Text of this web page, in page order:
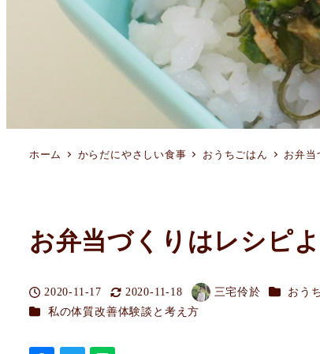
ホーム からだにやさしい食事 おうちごはん お弁当
お弁当づくりはレシピ
投稿日
2020-11-17
更新日
2020-11-18
著
者
三宅伶於 カテゴリ
おう
カテゴリー
私の体質改善体験談と考え方